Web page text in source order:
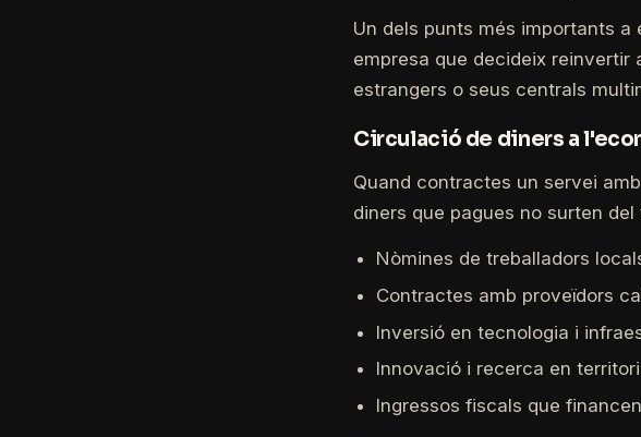
Un dels punts més importants
empresa que decideix
estrangers o seus centrals
Circulació de diners a
Quand contractes un servei
diners que pagues no surten
Nòmines de treballadors
Contractes amb proveïdors
Inversió en tecnologia i
Innovació i recerca en
Ingressos fiscals que